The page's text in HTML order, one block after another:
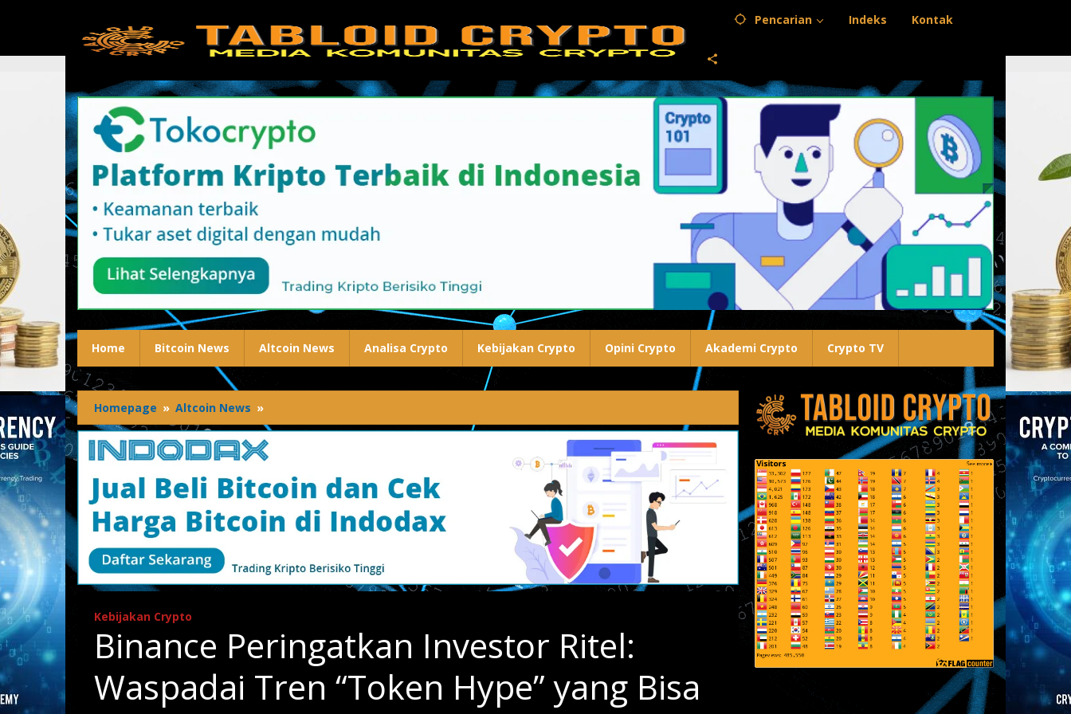
Pencarian Indeks Kontak
Home Bitcoin News Altcoin News Analisa Crypto Kebijakan Crypto Opini Crypto Akademi Crypto Crypto TV
Homepage » Altcoin News »
Peringatkan
Investor
Ritel:
Waspadai
Tren
“Token
Hype”
Hancurkan
Kebijakan Crypto
Binance Peringatkan Investor Ritel:
Waspadai Tren “Token Hype” yang Bisa